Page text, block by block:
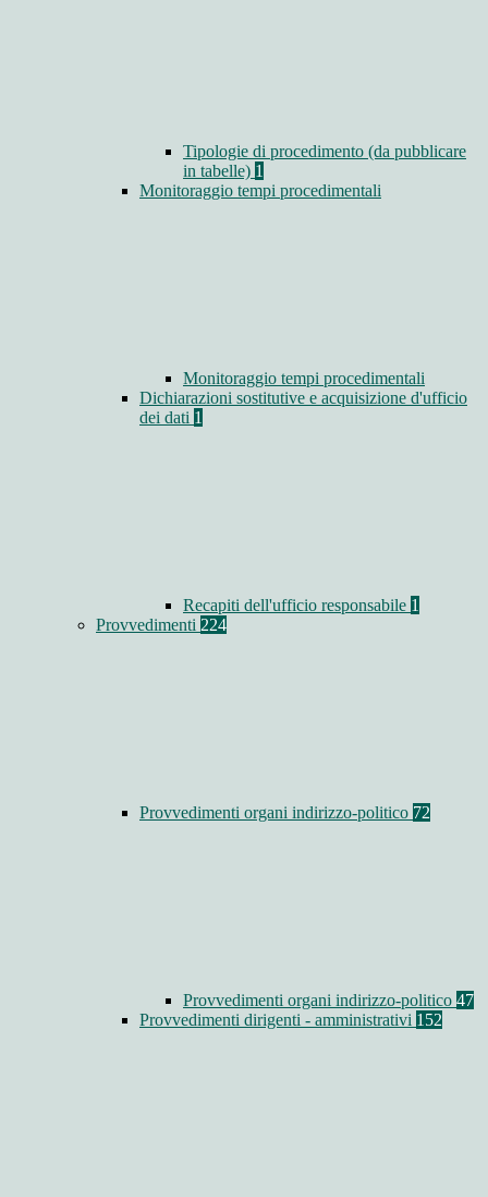
Tipologie di procedimento (da pubblicare
in tabelle) 1
Monitoraggio tempi procedimentali
Monitoraggio tempi procedimentali
Dichiarazioni sostitutive e acquisizione d'ufficio
dei dati 1
Recapiti dell'ufficio responsabile 1
Provvedimenti 224
Provvedimenti organi indirizzo-politico 72
Provvedimenti organi indirizzo-politico 47
Provvedimenti dirigenti - amministrativi 152